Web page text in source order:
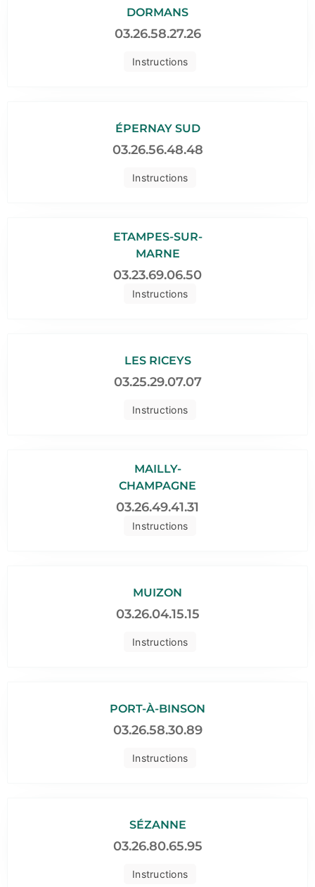
Instructions
DORMANS
03.26.58.27.26
Instructions
ÉPERNAY SUD
03.26.56.48.48
Instructions
ETAMPES-SUR-
MARNE
03.23.69.06.50
Instructions
LES RICEYS
03.25.29.07.07
Instructions
MAILLY-
CHAMPAGNE
03.26.49.41.31
Instructions
MUIZON
03.26.04.15.15
Instructions
PORT-À-BINSON
03.26.58.30.89
Instructions
SÉZANNE
03.26.80.65.95